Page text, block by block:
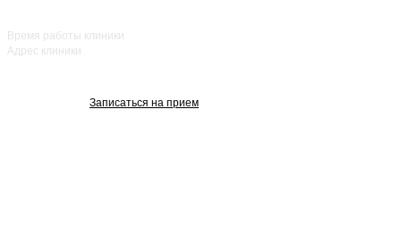
Время работы клиники
Адрес клиники
Записаться на прием